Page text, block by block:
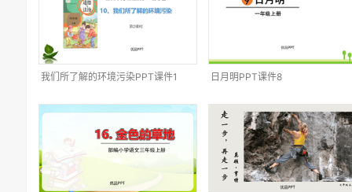
我们所了解的环境污染PPT课件1 日月明PPT课件8